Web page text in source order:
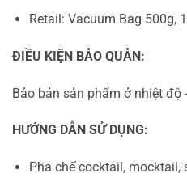
Retail: Vacuum Bag 500g,
ĐIỀU KIỆN BẢO QUẢN:
Bảo bản sản phẩm ở nhiệt độ
HƯỚNG DẪN SỬ DỤNG:
Pha chế cocktail, mocktail,